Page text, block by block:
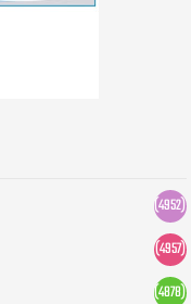
(4952)
(4957)
(4878)